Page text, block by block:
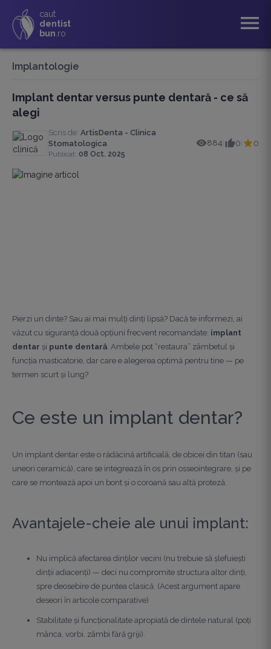
caut
dentist
bun .ro menu
Implantologie
Implant dentar versus punte dentară - ce să
alegi
Scris de: ArtisDenta - Clinica
Stomatologica
Publicat: 08 Oct. 2025
884 0 0
Pierzi un dinte? Sau ai mai mulți dinți lipsă? Dacă te informezi, ai
văzut cu siguranță două opțiuni frecvent recomandate: implant
dentar și punte dentară. Ambele pot “restaura” zâmbetul și
funcția masticatorie, dar care e alegerea optimă pentru tine — pe
termen scurt și lung?
Ce este un implant dentar?
Un implant dentar este o rădăcină artificială, de obicei din titan (sau
uneori ceramică), care se integrează în os prin osseointegrare, și pe
care se montează apoi un bont și o coroană sau altă proteză.
Avantajele-cheie ale unui implant:
Nu implică afectarea dinților vecini (nu trebuie să șlefuiești
dinții adiacenți) — deci nu compromite structura altor dinți,
spre deosebire de puntea clasică. (Acest argument apare
deseori în articole comparative)
Stabilitate și funcționalitate apropiată de dintele natural (poți
mânca, vorbi, zâmbi fără griji).